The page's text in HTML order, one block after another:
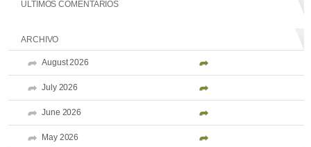
ULTIMOS COMENTARIOS
ARCHIVO
August 2026
July 2026
June 2026
May 2026